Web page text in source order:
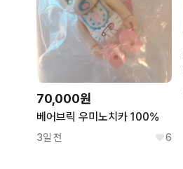
70,000원
베어브릭 우미노치카 100%
3일 전 6